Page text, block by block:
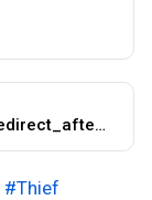
https://twitter.com/i/flow/login?redirect_after_login=%2FForce_Software
#Thief